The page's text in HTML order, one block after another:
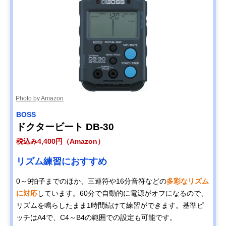
Photo by Amazon
BOSS
ドクタービート DB-30
税込み4,400円（Amazon）
リズム練習におすすめ
0～9拍子までのほか、三連符や16分音符などの多彩なリズム
に対応しています。60分で自動的に電源がオフになるので、
リズムを鳴らしたまま1時間続けて練習ができます。基準ピ
ッチはA4で、C4～B4の範囲での設定も可能です。